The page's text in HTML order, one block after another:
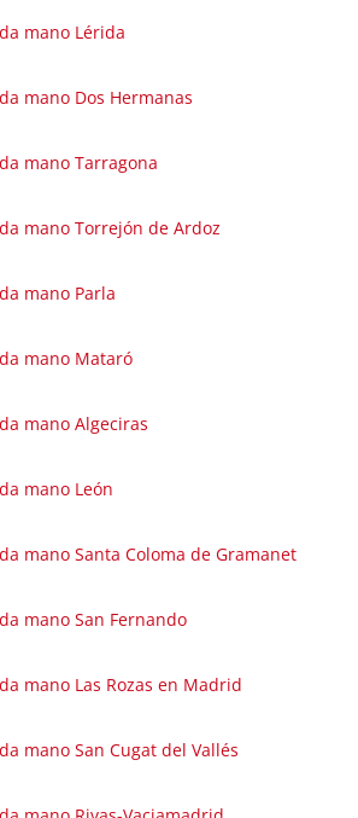
mano Lérida
mano Dos Hermanas
mano Tarragona
mano Torrejón de Ardoz
mano Parla
mano Mataró
mano Algeciras
mano León
mano Santa Coloma de Gramanet
mano San Fernando
mano Las Rozas en Madrid
mano San Cugat del Vallés